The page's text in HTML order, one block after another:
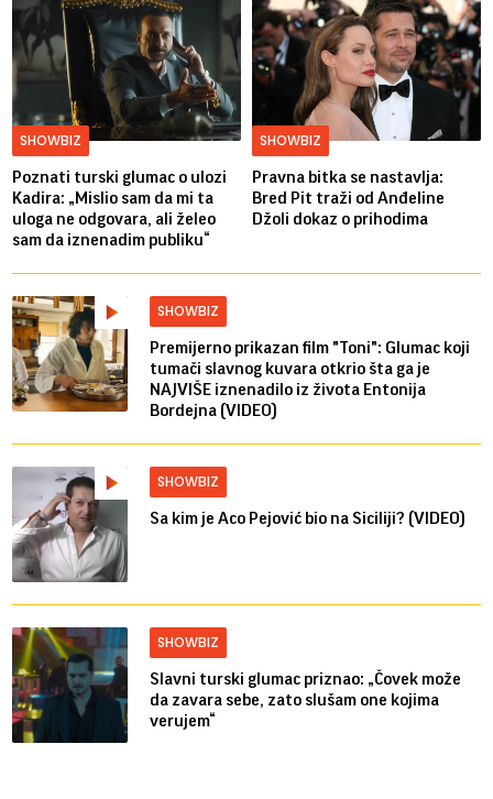
SHOWBIZ
Poznati turski glumac o ulozi
Kadira: „Mislio sam da mi ta
uloga ne odgovara, ali želeo
sam da iznenadim publiku“
SHOWBIZ
Pravna bitka se nastavlja:
Bred ​​Pit traži od Anđeline
Džoli dokaz o prihodima
SHOWBIZ
Premijerno prikazan film "Toni": Glumac koji
tumači slavnog kuvara otkrio šta ga je
NAJVIŠE iznenadilo iz života Entonija
Bordejna (VIDEO)
SHOWBIZ
Sa kim je Aco Pejović bio na Siciliji? (VIDEO)
SHOWBIZ
Slavni turski glumac priznao: „Čovek može
da zavara sebe, zato slušam one kojima
verujem“